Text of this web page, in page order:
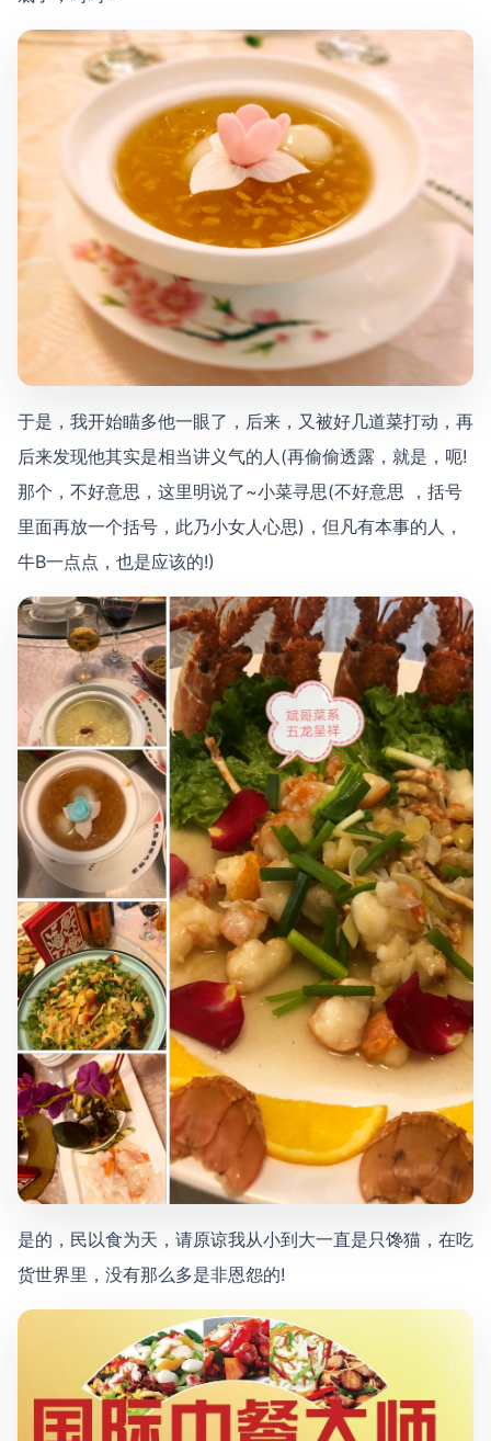
于是，我开始瞄多他一眼了，后来，又被好几道菜打动，再
后来发现他其实是相当讲义气的人(再偷偷透露，就是，呃!
那个，不好意思，这里明说了~小菜寻思(不好意思 ，括号
里面再放一个括号，此乃小女人心思)，但凡有本事的人，
牛B一点点，也是应该的!)
是的，民以食为天，请原谅我从小到大一直是只馋猫，在吃
货世界里，没有那么多是非恩怨的!